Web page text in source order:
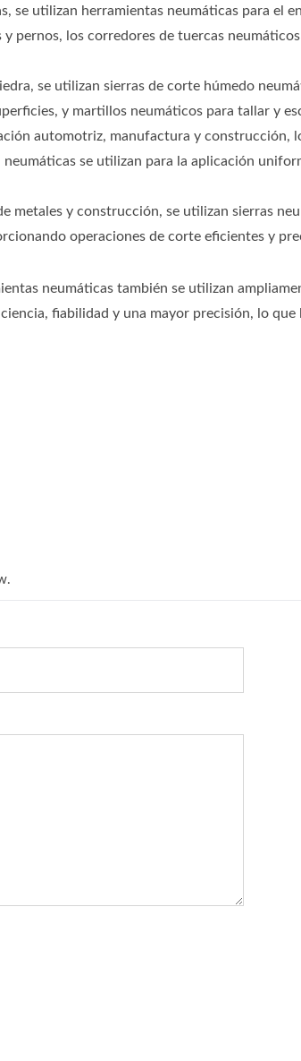
se utilizan herramientas neumáticas para el
pernos, los corredores de tuercas
se utilizan sierras de corte húmedo
y martillos neumáticos para tallar y
automotriz, manufactura y construcción,
se utilizan para la aplicación
metales y construcción, se utilizan sierras
operaciones de corte eficientes y
neumáticas también se utilizan
fiabilidad y una mayor precisión, lo